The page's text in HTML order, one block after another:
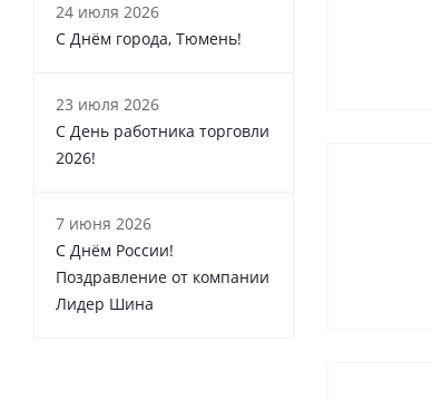
24 июля 2026
С Днём города, Тюмень!
23 июля 2026
С День работника торговли
2026!
7 июня 2026
С Днём России!
Поздравление от компании
Лидер Шина